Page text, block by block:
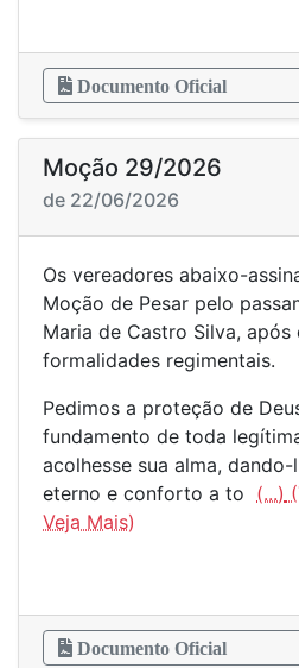
Documento Oficial
Moção 29/2026
de 22/06/2026
Os vereadores abaixo-
Moção de Pesar pelo
Maria de Castro Silva, após
formalidades regimentais.
Pedimos a proteção de
fundamento de toda
acolhesse sua alma,
eterno e conforto a to (...)
Documento Oficial